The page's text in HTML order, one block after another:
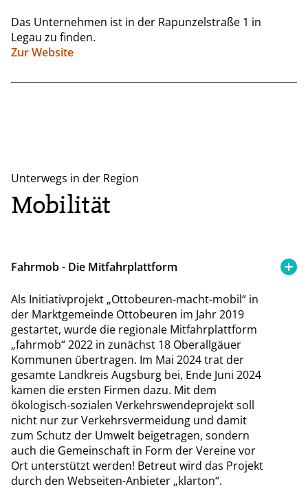
Das Unternehmen ist in der Rapunzelstraße 1 in
Legau zu finden.
Zur Website
Unterwegs in der Region
Mobilität
Fahrmob - Die Mitfahrplattform
Als Initiativprojekt „Ottobeuren-macht-mobil“ in
der Marktgemeinde Ottobeuren im Jahr 2019
gestartet, wurde die regionale Mitfahrplattform
„fahrmob“ 2022 in zunächst 18 Oberallgäuer
Kommunen übertragen. Im Mai 2024 trat der
gesamte Landkreis Augsburg bei, Ende Juni 2024
kamen die ersten Firmen dazu. Mit dem
ökologisch-sozialen Verkehrswendeprojekt soll
nicht nur zur Verkehrsvermeidung und damit
zum Schutz der Umwelt beigetragen, sondern
auch die Gemeinschaft in Form der Vereine vor
Ort unterstützt werden! Betreut wird das Projekt
durch den Webseiten-Anbieter „klarton“.